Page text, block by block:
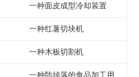
一种面皮成型冷却装置
一种红薯切块机
一种木板切割机
一种防掉落的食品加工用